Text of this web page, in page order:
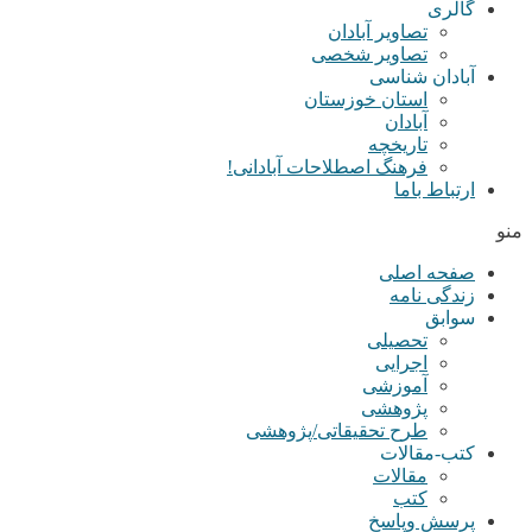
گالری
تصاویر آبادان
تصاویر شخصی
آبادان شناسی
استان خوزستان
آبادان
تاریخچه
فرهنگ اصطلاحات آبادانی!
ارتباط باما
منو
صفحه اصلی
زندگی نامه
سوابق
تحصیلی
اجرایی
آموزشی
پژوهشی
طرح تحقیقاتی/پژوهشی
کتب-مقالات
مقالات
کتب
پرسش وپاسخ